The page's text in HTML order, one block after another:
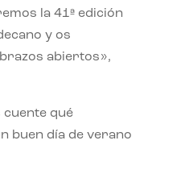
la 41ª edición
y os
abiertos»,
cuente qué
buen día de verano